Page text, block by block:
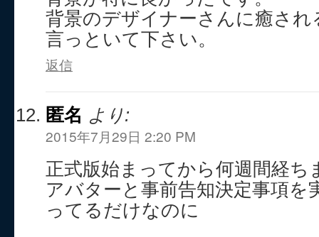
背景のデザイナーさんに癒され
言っといて下さい。
返信
匿名 より:
2015年7月29日 2:20 PM
正式版始まってから何週間経ち
アバターと事前告知決定事項を
ってるだけなのに